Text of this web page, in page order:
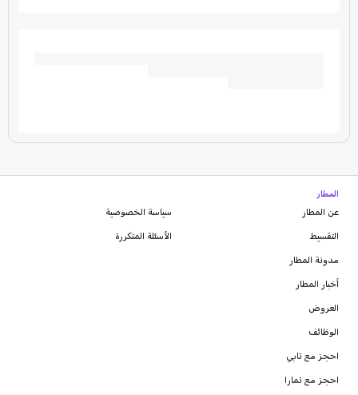
المطار
عن المطار
التقسيط
مدونة المطار
أخبار المطار
العروض
الوظائف
احجز مع تابي
احجز مع تمارا
سياسة الخصوصية
الأسئلة المتكررة